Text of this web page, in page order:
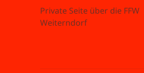
Private Seite über die FFW
Weiterndorf